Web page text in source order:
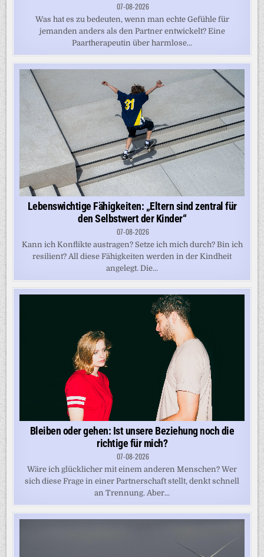
07-08-2026
Was hat es zu bedeuten, wenn man echte Gefühle für
jemanden anders als den Partner entwickelt? Eine
Paartherapeutin über harmlose...
Lebenswichtige Fähigkeiten: „Eltern sind zentral für
den Selbstwert der Kinder“
07-08-2026
Kann ich Konflikte austragen? Setze ich mich durch? Bin ich
resilient? All diese Fähigkeiten werden in der Kindheit
angelegt. Die...
Bleiben oder gehen: Ist unsere Beziehung noch die
richtige für mich?
07-08-2026
Wäre ich glücklicher mit einem anderen Menschen? Wer
sich diese Frage in einer Partnerschaft stellt, denkt schnell
an Trennung. Aber...